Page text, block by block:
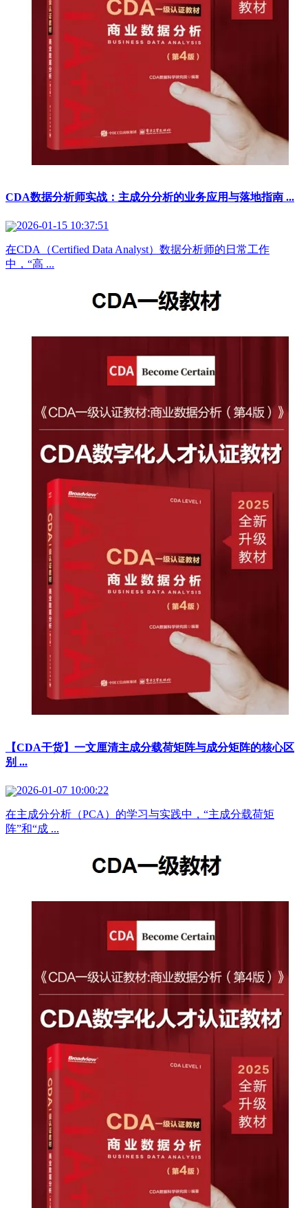
CDA数据分析师实战：主成分分析的业务应用与落地指南 ...
2026-01-15 10:37:51
在CDA（Certified Data Analyst）数据分析师的日常工作
中，“高 ...
【CDA干货】一文厘清主成分载荷矩阵与成分矩阵的核心区
别 ...
2026-01-07 10:00:22
在主成分分析（PCA）的学习与实践中，“主成分载荷矩
阵”和“成 ...